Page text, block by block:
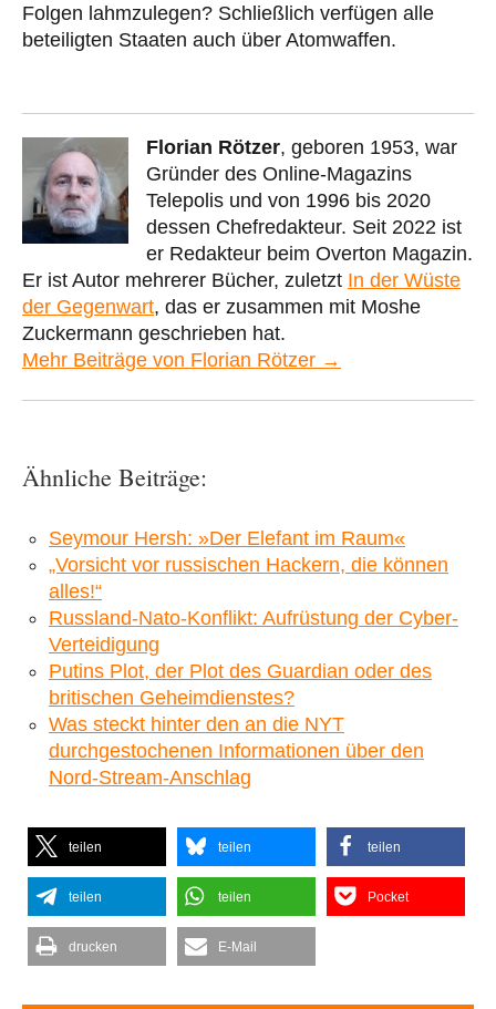
Folgen lahmzulegen? Schließlich verfügen alle
beteiligten Staaten auch über Atomwaffen.
Florian Rötzer, geboren 1953, war
Gründer des Online-Magazins
Telepolis und von 1996 bis 2020
dessen Chefredakteur. Seit 2022 ist
er Redakteur beim Overton Magazin.
Er ist Autor mehrerer Bücher, zuletzt In der Wüste
der Gegenwart, das er zusammen mit Moshe
Zuckermann geschrieben hat.
Mehr Beiträge von Florian Rötzer →
Ähnliche Beiträge:
Seymour Hersh: »Der Elefant im Raum«
„Vorsicht vor russischen Hackern, die können
alles!“
Russland-Nato-Konflikt: Aufrüstung der Cyber-
Verteidigung
Putins Plot, der Plot des Guardian oder des
britischen Geheimdienstes?
Was steckt hinter den an die NYT
durchgestochenen Informationen über den
Nord-Stream-Anschlag
teilen teilen teilen
teilen teilen Pocket
drucken E-Mail